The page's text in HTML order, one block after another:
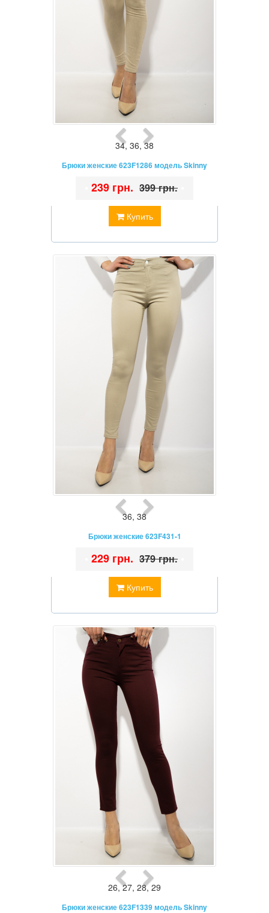
34, 36,38
Брюки женские 623F1286 модель Skinny
Купить
239 грн. 399 грн.
36, 38
Брюки женские 623F431-1
Купить
229 грн. 379 грн.
26,27, 28,29
Брюки женские 623F1339 модель Skinny